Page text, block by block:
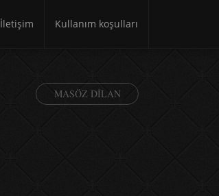
İletişim Kullanım koşulları
MASÖZ DILAN